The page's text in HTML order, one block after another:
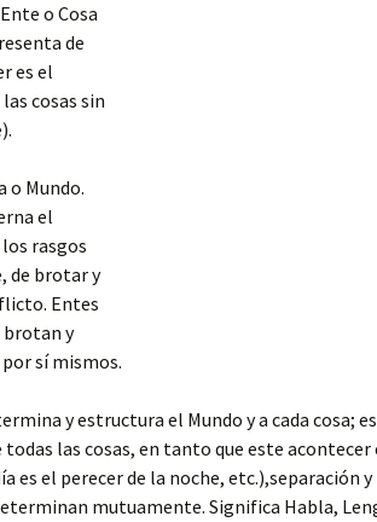
o Cosa
de
es el
cosas sin
o Mundo.
el
rasgos
de brotar y
Entes
brotan y
sí mismos.
y estructura el Mundo y a cada cosa;
todas las cosas, en tanto que este
es el perecer de la noche, etc.),separación
mutuamente. Significa Habla,